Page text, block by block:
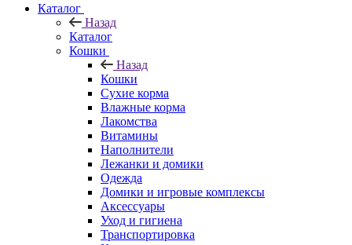
Каталог
Назад
Каталог
Кошки
Назад
Кошки
Сухие корма
Влажные корма
Лакомства
Витамины
Наполнители
Лежанки и домики
Одежда
Домики и игровые комплексы
Аксессуары
Уход и гигиена
Транспортировка